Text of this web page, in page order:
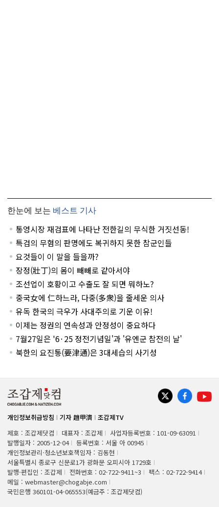
한눈에 보는 베스트 기사
통영시장 재검표에 나타난 전한길의 무식한 거짓선동!
특검의 무혐의 판명에도 복귀하지 못한 참군인들
요것들이 이 말을 들을까?
장정(壯丁)의 몸이 빼빼로 같아서야
조선업이 호황이고 수출도 잘 되면 뭐하노?
중국女에 仁하느라, 다중(多衆)을 줄세운 의사
유독 한국의 극우가 사대주의로 기운 이유!
이제는 정권의 연속성과 안정성이 중요하다
7월27일은 '6·25 정전기념일'과 '유엔군 참전의 날'
북한의 요진통(要津通)은 3대세습의 사기성
개인정보취급방침 기자 趙甲濟
조갑제TV
제호 : 조갑제닷컴
대표자 : 조갑제
사업자등록번호 : 101-09-63091
발행일자 : 2005-12-04
등록번호 : 서울 아 00945
개인정보관리·청소년보호책임자 : 김동현
서울특별시 종로구 신문로1가 광화문 오피시아 1729호
발행·편집인 : 조갑제
전화번호 : 02-722-9411~3
팩스 : 02-722-9414
메일 : webmaster@chogabje.com
국민은행 360101-04-065553(예금주 : 조갑제닷컴)